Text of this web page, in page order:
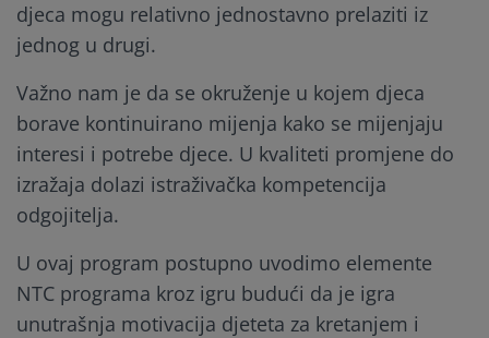
djeca mogu relativno jednostavno prelaziti iz
jednog u drugi.
Važno nam je da se okruženje u kojem djeca
borave kontinuirano mijenja kako se mijenjaju
interesi i potrebe djece. U kvaliteti promjene do
izražaja dolazi istraživačka kompetencija
odgojitelja.
U ovaj program postupno uvodimo elemente
NTC programa kroz igru budući da je igra
unutrašnja motivacija djeteta za kretanjem i